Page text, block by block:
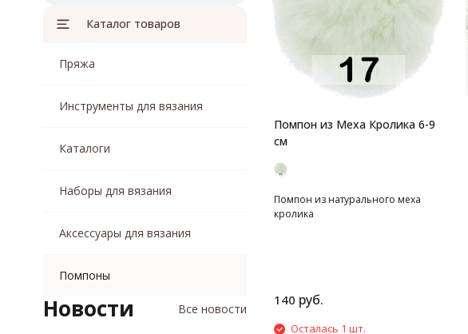
Помпон из Меха Кролика 6-9
см
Помпон из натурального меха
кролика
140 руб.
Осталась 1 шт.
Каталог товаров
Пряжа
Инструменты для вязания
Каталоги
Наборы для вязания
Аксессуары для вязания
Помпоны
Новости Все новости